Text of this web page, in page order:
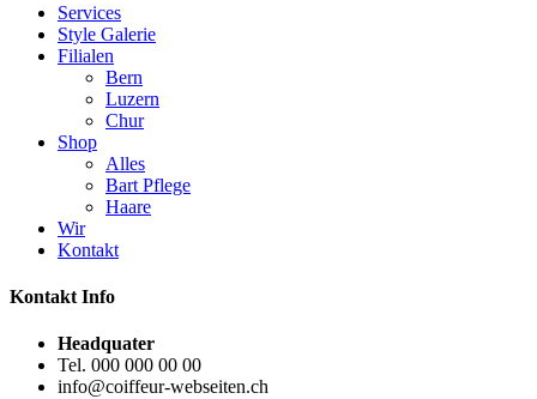
Services
Style Galerie
Filialen
Bern
Luzern
Chur
Shop
Alles
Bart Pflege
Haare
Wir
Kontakt
Kontakt Info
Headquater
Tel. 000 000 00 00
info@coiffeur-webseiten.ch